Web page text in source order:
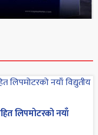
लिपमोटरको नयाँ